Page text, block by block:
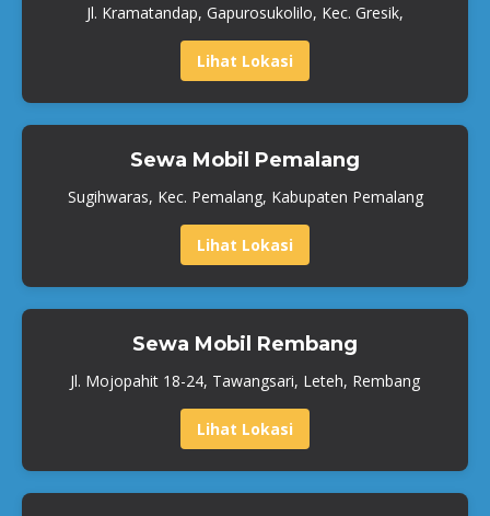
Jl. Kramatandap, Gapurosukolilo, Kec. Gresik,
Lihat Lokasi
Sewa Mobil Pemalang
Sugihwaras, Kec. Pemalang, Kabupaten Pemalang
Lihat Lokasi
Sewa Mobil Rembang
Jl. Mojopahit 18-24, Tawangsari, Leteh, Rembang
Lihat Lokasi